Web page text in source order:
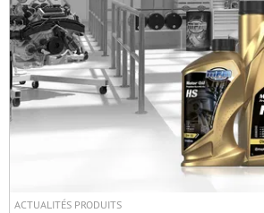
ACTUALITÉS PRODUITS